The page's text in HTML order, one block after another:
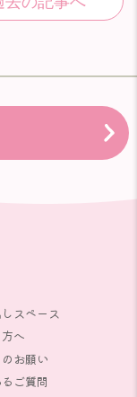
スペース
へ
お願い
ご質問